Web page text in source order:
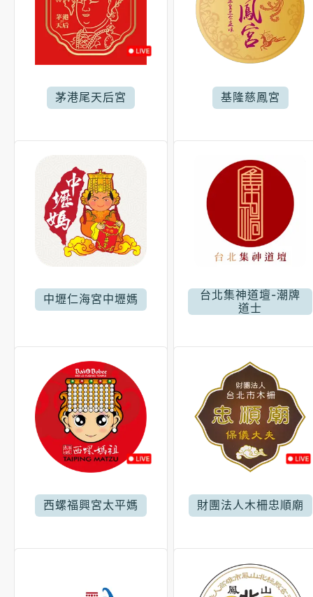
茅港尾天后宮 基隆慈鳳宮
中壢仁海宮中壢媽
台北集神道壇-潮牌
道士
西螺福興宮太平媽 財團法人木柵忠順廟